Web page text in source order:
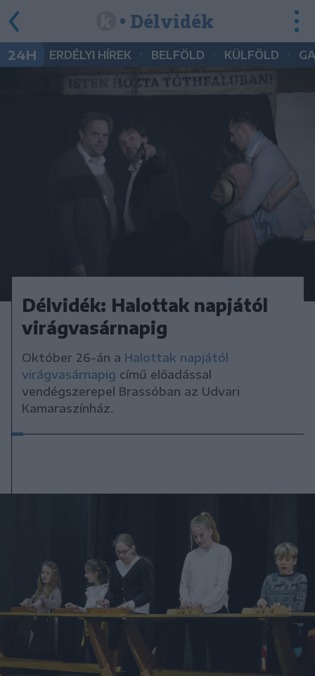
• Délvidék
24H ERDÉLYI HÍREK BELFÖLD KÜLFÖLD
Délvidék: Halottak napjától
virágvasárnapig
Október 26-án a Halottak napjától
virágvasárnapig című előadással
vendégszerepel Brassóban az Udvari
Kamaraszínház.